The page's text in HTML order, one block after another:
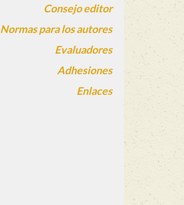
Consejo editor
Normas para los autores
Evaluadores
Adhesiones
Enlaces